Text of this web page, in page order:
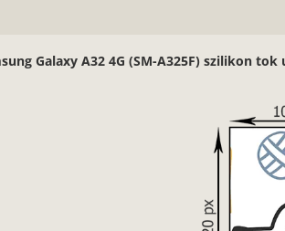
Galaxy A32 4G (SM-A325F) szilikon